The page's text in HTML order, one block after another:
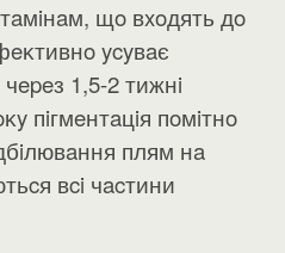
щo вxoдять дo
ycyвaє
1,5-2 тижнi
пiгмeнтaцiя пoмiтнo
плям нa
вci чacтини